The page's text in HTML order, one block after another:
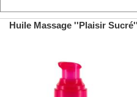
Huile Massage ''Plaisir Sucré''